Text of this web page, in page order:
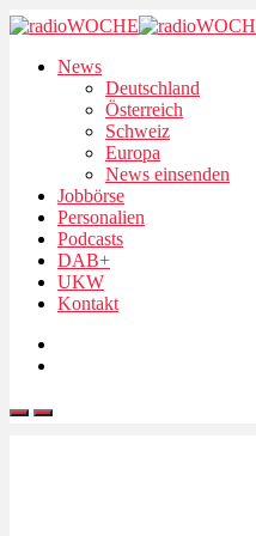
News
Deutschland
Österreich
Schweiz
Europa
News einsenden
Jobbörse
Personalien
Podcasts
DAB+
UKW
Kontakt